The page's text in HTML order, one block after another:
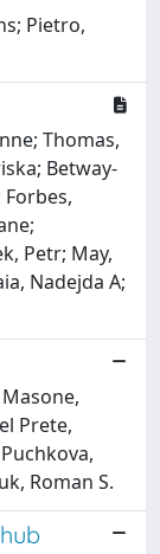
Pietro,
Thomas,
Betway-
Petr; May,
Nadejda A;
Prete,
Roman S.